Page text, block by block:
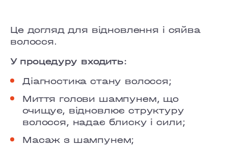
OBOLON
KLOVSKYI
HOTEL HILTON KYIV
Це догляд для відновлення і сяйва
волосся.
У процедуру входить:
Діагностика стану волосся;
Миття голови шампунем, що
очищує, відновлює структуру
волосся, надає блиску і сили;
Масаж з шампунем;